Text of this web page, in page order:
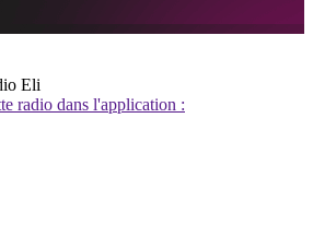
Eli
radio dans l'application :